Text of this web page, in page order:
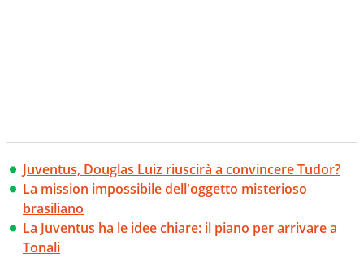
Juventus, Douglas Luiz riuscirà a convincere Tudor?
La mission impossibile dell'oggetto misterioso
brasiliano
La Juventus ha le idee chiare: il piano per arrivare a
Tonali